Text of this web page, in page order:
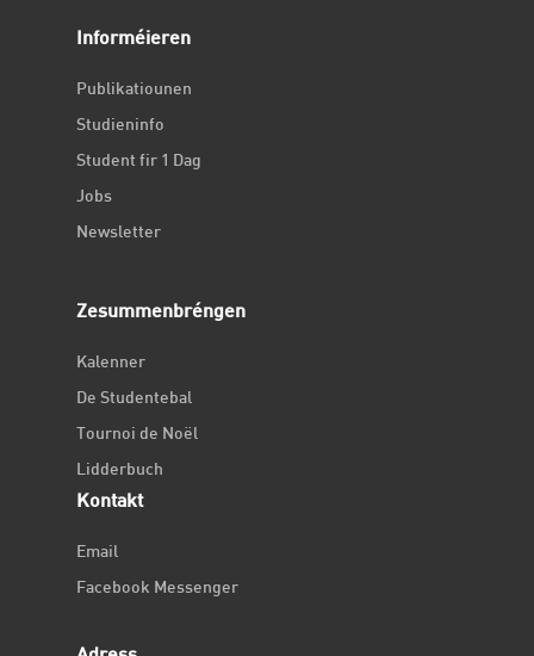
Informéieren
Publikatiounen
Studieninfo
Student fir 1 Dag
Jobs
Newsletter
Zesummenbréngen
Kalenner
De Studentebal
Tournoi de Noël
Lidderbuch
Kontakt
Email
Facebook Messenger